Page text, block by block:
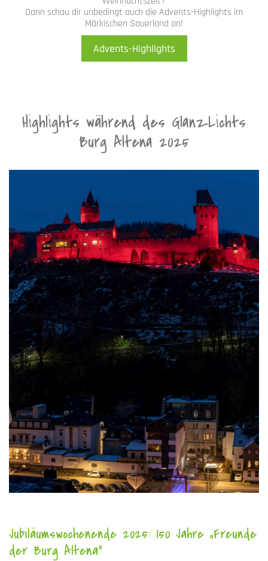
Dann schau dir unbedingt auch die Advents-Highlights im
Märkischen Sauerland an!
Advents-Highlights
Highlights während des GlanzLichts
Burg Altena 2025
Jubiläumswochenende 2025: 150 Jahre „Freunde
der Burg Altena“